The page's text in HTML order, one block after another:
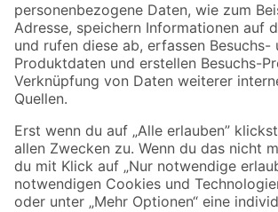
Zahlungsarten Versandarten
Sicher einkaufen
Jetzt die toom-App herunterladen